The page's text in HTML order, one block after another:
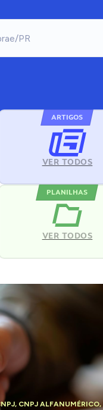
ARTIGOS
VER TODOS
PLANILHAS
VER TODOS
, CNPJ ALFANUMÉRICO,